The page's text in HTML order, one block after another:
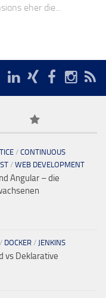
eher die...
/ CONTINUOUS
/ WEB DEVELOPMENT
Angular – die
/ DOCKER / JENKINS
vs Deklarative